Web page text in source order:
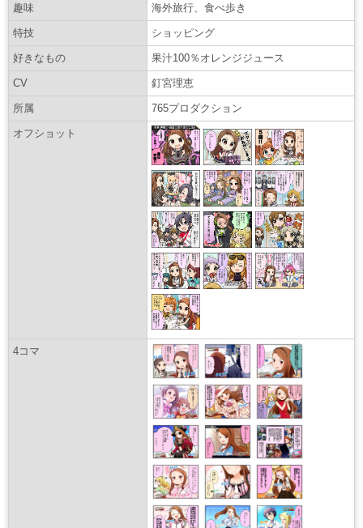
趣味 海外旅行、食べ歩き
特技 ショッピング
好きなもの 果汁100％オレンジジュース
CV 釘宮理恵
所属 765プロダクション
オフショット
4コマ